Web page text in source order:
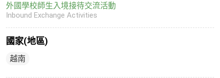
外國學校師生入境接待交流活動
Inbound Exchange Activities
國家(地區)
越南